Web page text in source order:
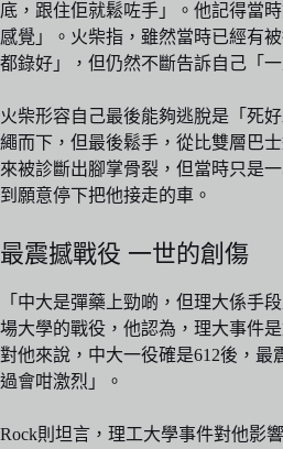
底，跟住佢就鬆咗手」。他記得當
感覺」。火柴指，雖然當時已經有
都錄好」，但仍然不斷告訴自己「
火柴形容自己最後能夠逃脫是「死
繩而下，但最後鬆手，從比雙層巴
來被診斷出腳掌骨裂，但當時只是
到願意停下把他接走的車。
最震撼戰役 一世的創傷
「中大是彈藥上勁啲，但理大係手
場大學的戰役，他認為，理大事件
對他來說，中大一役確是612後，最
過會咁激烈」。
Rock則坦言，理工大學事件對他影